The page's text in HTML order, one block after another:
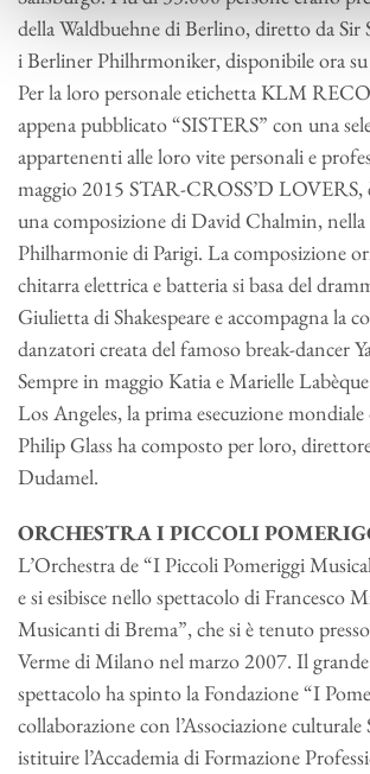
della Waldbuehne di Berlino, diretto da
i Berliner Philhrmoniker, disponibile ora
Per la loro personale etichetta KLM
appena pubblicato “SISTERS” con una
appartenenti alle loro vite personali e
maggio 2015 STAR-CROSS’D LOVERS,
una composizione di David Chalmin,
Philharmonie di Parigi. La composizione
chitarra elettrica e batteria si basa del
Giulietta di Shakespeare e accompagna la
danzatori creata del famoso break-dancer
Sempre in maggio Katia e Marielle
Los Angeles, la prima esecuzione
Philip Glass ha composto per loro,
Dudamel.
ORCHESTRA I PICCOLI
L’Orchestra de “I Piccoli Pomeriggi
e si esibisce nello spettacolo di Francesco
Musicanti di Brema”, che si è tenuto
Verme di Milano nel marzo 2007. Il grande
spettacolo ha spinto la Fondazione “I
collaborazione con l’Associazione
istituire l’Accademia di Formazione